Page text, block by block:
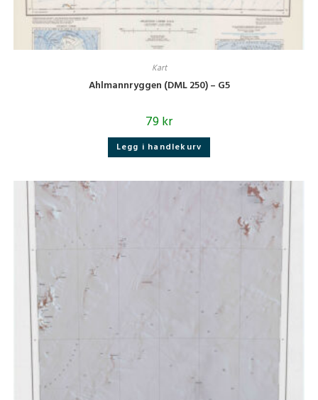
Kart
Ahlmannryggen (DML 250) – G5
79kr
Legg i handlekurv